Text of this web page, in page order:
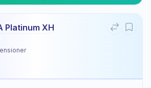
Platinum XH